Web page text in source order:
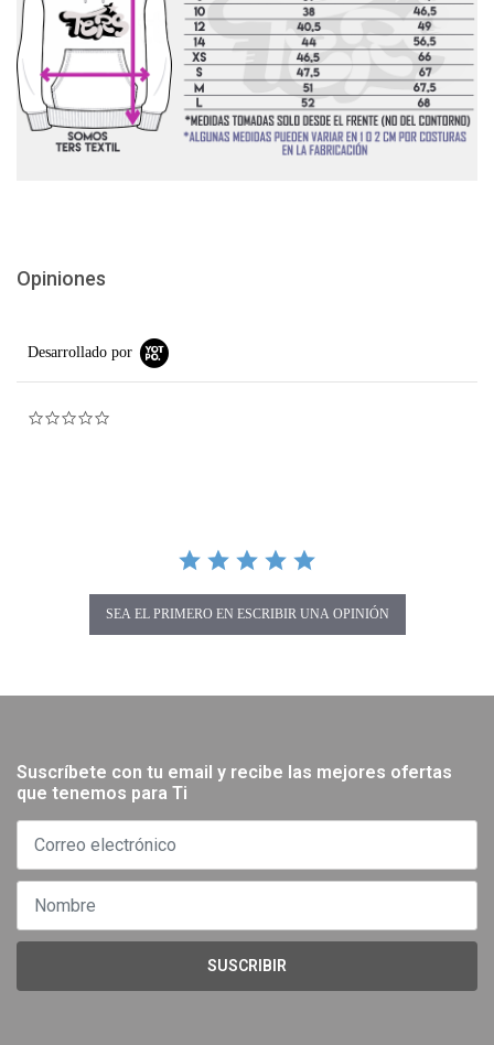
Opiniones
Desarrollado por
SEA EL PRIMERO EN ESCRIBIR UNA OPINIÓN
Suscríbete con tu email y recibe las mejores ofertas
que tenemos para Ti
SUSCRIBIR